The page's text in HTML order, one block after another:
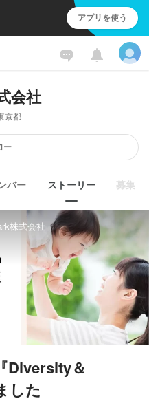
アプリを使う
会社
京都
ー
バー ストーリー 募集
株式会社
Diversity＆
した